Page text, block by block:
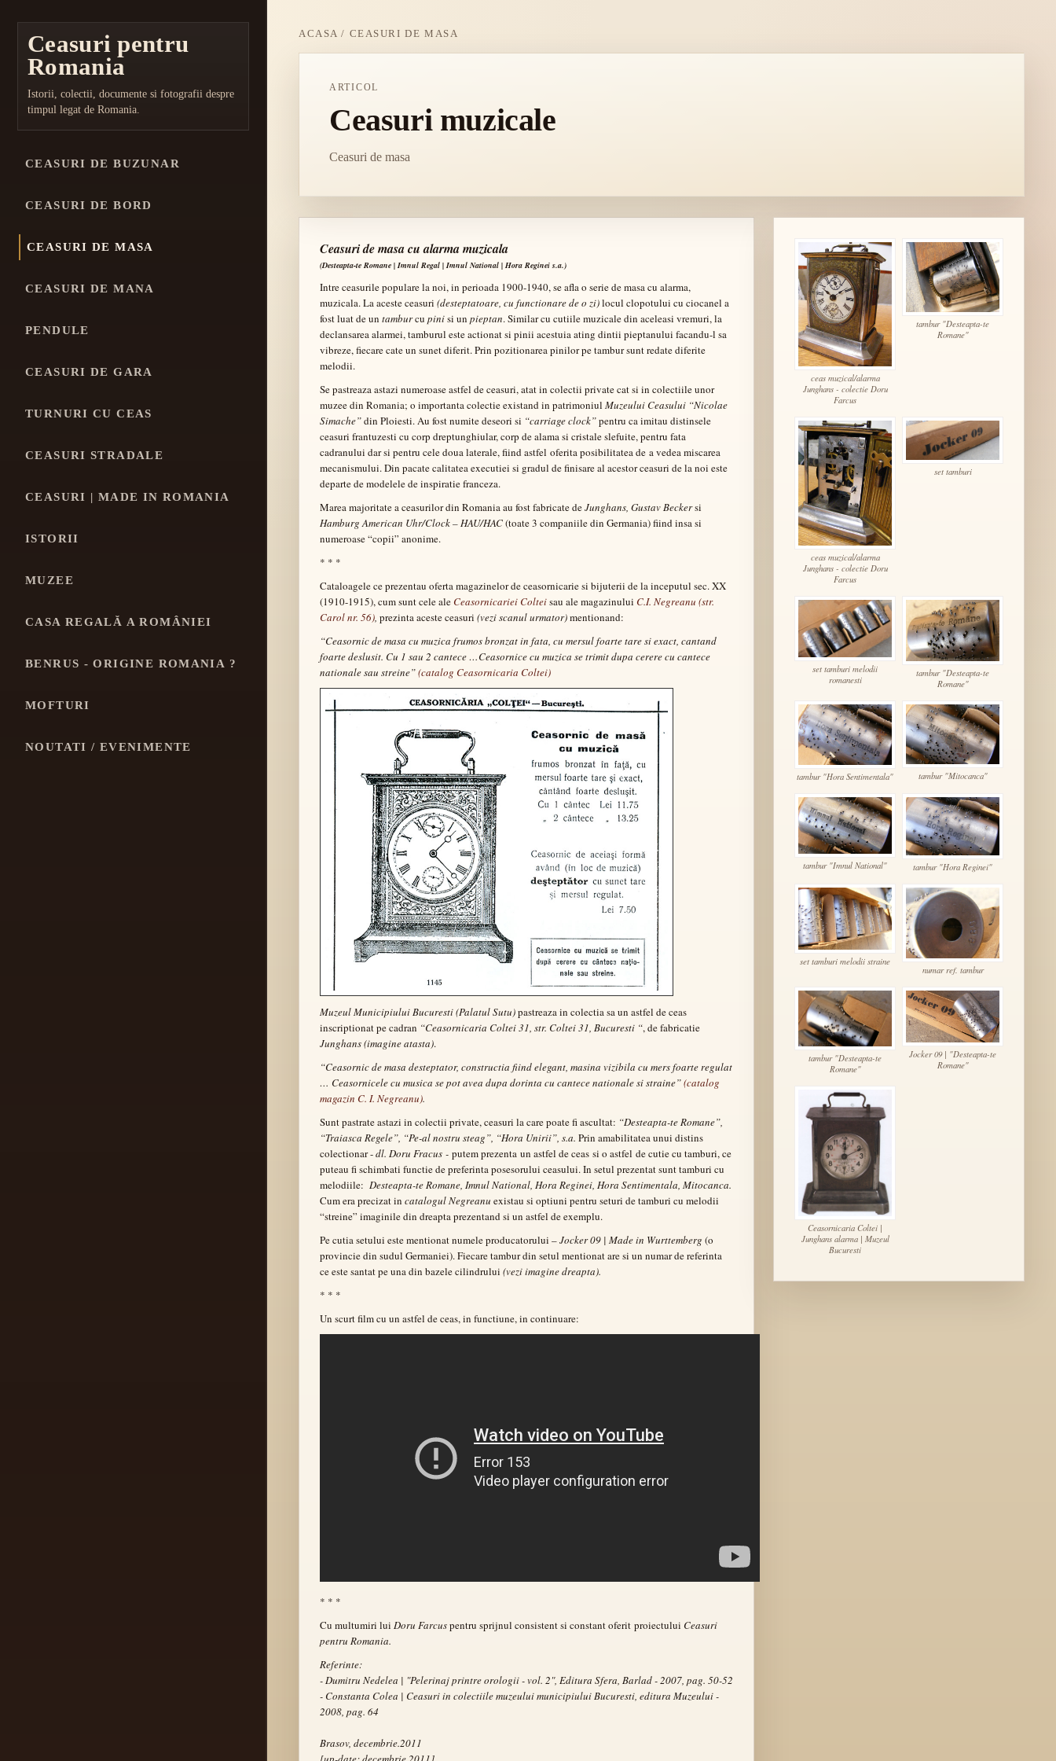
Ceasuri pentru
Romania
Istorii, colectii, documente si fotografii despre
timpul legat de Romania.
CEASURI DE BUZUNAR
CEASURI DE BORD
CEASURI DE MASA
CEASURI DE MANA
PENDULE
CEASURI DE GARA
TURNURI CU CEAS
CEASURI STRADALE
CEASURI | MADE IN ROMANIA
ISTORII
MUZEE
CASA REGALĂ A ROMÂNIEI
BENRUS - ORIGINE ROMANIA ?
MOFTURI
NOUTATI / EVENIMENTE
ACASA / CEASURI DE MASA
ARTICOL
Ceasuri muzicale
Ceasuri de masa
Ceasuri de masa cu alarma muzicala
(Desteapta-te Romane | Imnul Regal | Imnul National | Hora Reginei s.a.)
Intre ceasurile populare la noi, in perioada 1900-1940, se afla o serie de masa cu alarma,
muzicala. La aceste ceasuri (desteptatoare, cu functionare de o zi)locul clopotului cu ciocanel a
fost luat de un tamburcu pinisi un pieptan. Similar cu cutiile muzicale din aceleasi vremuri, la
declansarea alarmei, tamburul este actionat si pinii acestuia ating dintii pieptanului facandu-l sa
vibreze, fiecare cate un sunet diferit. Prin pozitionarea pinilor pe tambur sunt redate diferite
melodii.
Se pastreaza astazi numeroase astfel de ceasuri, atat in colectii private cat si in colectiile unor
muzee din Romania; o importanta colectie existand in patrimoniul Muzeului Ceasului “Nicolae
Simache”din Ploiesti. Au fost numite deseori si “carriage clock”pentru ca imitau distinsele
ceasuri frantuzesti cu corp dreptunghiular, corp de alama si cristale slefuite, pentru fata
cadranului dar si pentru cele doua laterale, fiind astfel oferita posibilitatea de a vedea miscarea
mecanismului. Din pacate calitatea executiei si gradul de finisare al acestor ceasuri de la noi este
departe de modelele de inspiratie franceza.
Marea majoritate a ceasurilor din Romania au fost fabricate deJunghans, Gustav Beckersi
Hamburg American Uhr/Clock – HAU/HAC(toate 3 companiile din Germania) fiind insa si
numeroase “copii” anonime.
* * *
Cataloagele ce prezentau oferta magazinelor de ceasornicarie si bijuterii de la inceputul sec. XX
(1910-1915), cum sunt cele aleCeasornicariei Colteisau ale magazinului C.I. Negreanu (str.
Carol nr. 56), prezinta aceste ceasuri (vezi scanul urmator)mentionand:
“Ceasornic de masa cu muzica frumos bronzat in fata, cu mersul foarte tare si exact, cantand
foarte deslusit. Cu 1 sau 2 cantece …Ceasornice cu muzica se trimit dupa cerere cu cantece
nationale sau streine”(catalog Ceasornicaria Coltei)
Muzeul Municipiului Bucuresti (Palatul Sutu)pastreaza in colectia sa un astfel de ceas
inscriptionat pe cadran “Ceasornicaria Coltei 31, str. Coltei 31, Bucuresti “, de fabricatie
Junghans (imagine atasta).
“Ceasornic de masa desteptator, constructia fiind elegant, masina vizibila cu mers foarte regulat
… Ceasornicele cu musica se pot avea dupa dorinta cu cantece nationale si straine”(catalog
magazin C. I. Negreanu).
Sunt pastrate astazi in colectii private, ceasuri la care poate fi ascultat: “Desteapta-te Romane”,
“Traiasca Regele”, “Pe-al nostru steag”, “Hora Unirii”, s.a. Prin amabilitatea unui distins
colectionar -dl. Doru Fracus - putem prezenta un astfel de ceas si o astfel de cutie cu tamburi, ce
puteau fi schimbati functie de preferinta posesorului ceasului. In setul prezentat sunt tamburi cu
melodiile: Desteapta-te Romane, Imnul National, Hora Reginei, Hora Sentimentala, Mitocanca.
Cum era precizat in catalogul Negreanu existau si optiuni pentru seturi de tamburi cu melodii
“streine” imaginile din dreapta prezentand si un astfel de exemplu.
Pe cutia setului este mentionat numele producatorului –Jocker 09 | Made in Wurttemberg (o
provincie din sudul Germaniei). Fiecare tambur din setul mentionat are si un numar de referinta
ce este santat pe una din bazele cilindrului (vezi imagine dreapta).
* * *
Un scurt film cu un astfel de ceas, in functiune, in continuare:
* * *
Cu multumiri lui Doru Farcuspentru sprijnul consistent si constant oferit proiectului Ceasuri
pentru Romania.
Referinte:
- Dumitru Nedelea | "Pelerinaj printre orologii - vol. 2", Editura Sfera, Barlad - 2007, pag. 50-52
- Constanta Colea | Ceasuri in colectiile muzeului municipiului Bucuresti, editura Muzeului -
2008, pag. 64
Brasov, decembrie.2011
ceas muzical/alarma
Junghans - colectie Doru
Farcus
tambur "Desteapta-te
Romane"
ceas muzical/alarma
Junghans - colectie Doru
Farcus
set tamburi
set tamburi melodii
romanesti
tambur "Desteapta-te
Romane"
tambur "Hora Sentimentala" tambur "Mitocanca"
tambur "Imnul National" tambur "Hora Reginei"
set tamburi melodii straine
numar ref. tambur
tambur "Desteapta-te
Romane"
Jocker 09 | "Desteapta-te
Romane"
Ceasornicaria Coltei |
Junghans alarma | Muzeul
Bucuresti